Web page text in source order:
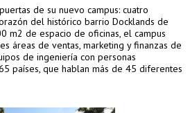
de su nuevo campus: cuatro
del histórico barrio Docklands de
m2 de espacio de oficinas, el campus
áreas de ventas, marketing y finanzas de
de ingeniería con personas
países, que hablan más de 45 diferentes